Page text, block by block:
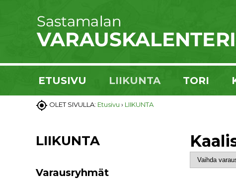
ETUSIVU LIIKUNTA TORI
 OLET SIVULLA: Etusivu › LIIKUNTA
LIIKUNTA
Varausryhmät